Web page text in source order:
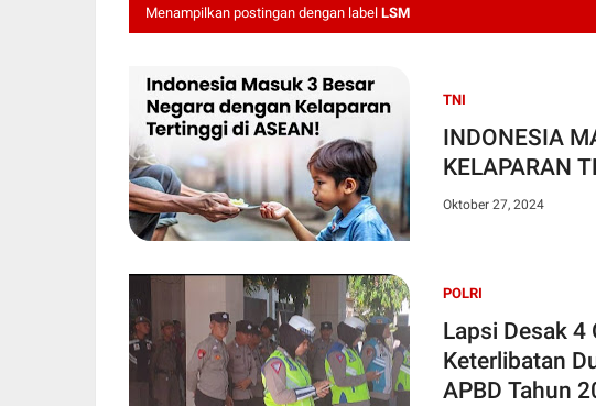
Menampilkan postingan dengan label LSM
TNI
INDONESIA
KELAPARAN
Oktober 27, 2024
POLRI
Lapsi Desak 4
Keterlibatan
APBD Tahun